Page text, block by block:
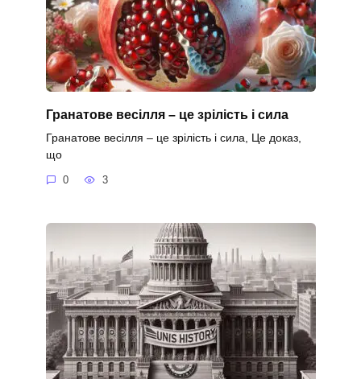
Гранатове весілля – це зрілість і сила
Гранатове весілля – це зрілість і сила, Це доказ,
що
0 3